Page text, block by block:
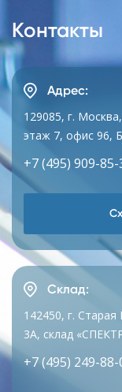
Контакты
Адрес:
129085, г.
этаж 7, офис 96,
+7 (495) 909-85-
Склад:
142450, г.
3А, склад
+7 (495) 249-88-